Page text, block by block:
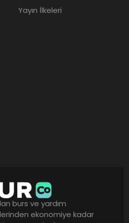
Yayın İlkeleri
burs ve yardım
ekonomiye kadar